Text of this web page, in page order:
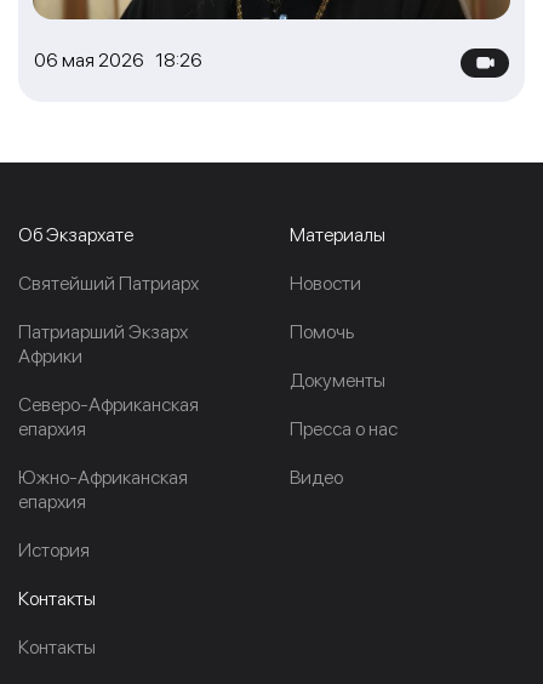
06 мая 2026 18:26
Об Экзархате
Cвятейший Патриарх
Патриарший Экзарх
Африки
Северо-Африканская
епархия
Южно-Африканская
епархия
История
Материалы
Новости
Помочь
Документы
Пресса о нас
Видео
Контакты
Контакты